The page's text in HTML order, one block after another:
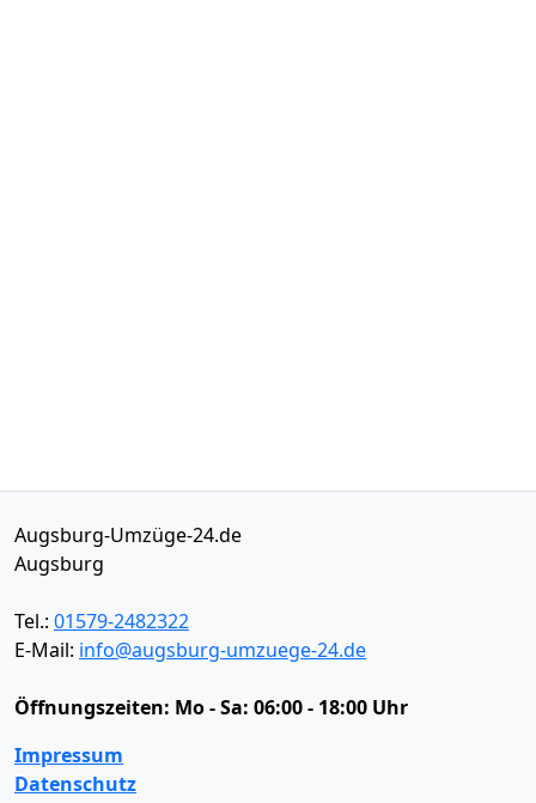
Augsburg-Umzüge-24.de
Augsburg
Tel.: 01579-2482322
E-Mail: info@augsburg-umzuege-24.de
Öffnungszeiten: Mo - Sa: 06:00 - 18:00 Uhr
Impressum
Datenschutz